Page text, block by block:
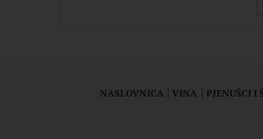
NASLOVNICA VINA PJENUŠCI I